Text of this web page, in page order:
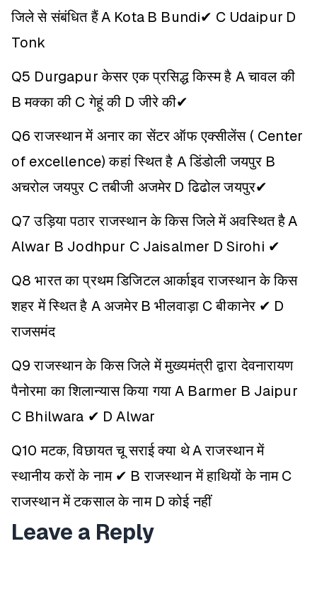
जिले से संबंधित हैं A Kota B Bundi✔ C Udaipur D
Tonk
Q5 Durgapur केसर एक प्रसिद्ध किस्म है A चावल की
B मक्का की C गेहूं की D जीरे की✔
Q6 राजस्थान में अनार का सेंटर ऑफ एक्सीलेंस ( Center
of excellence) कहां स्थित है A डिंडोली जयपुर B
अचरोल जयपुर C तबीजी अजमेर D ढिढोल जयपुर✔
Q7 उड़िया पठार राजस्थान के किस जिले में अवस्थित है A
Alwar B Jodhpur C Jaisalmer D Sirohi ✔
Q8 भारत का प्रथम डिजिटल आर्काइव राजस्थान के किस
शहर में स्थित है A अजमेर B भीलवाड़ा C बीकानेर ✔ D
राजसमंद
Q9 राजस्थान के किस जिले में मुख्यमंत्री द्वारा देवनारायण
पैनोरमा का शिलान्यास किया गया A Barmer B Jaipur
C Bhilwara ✔ D Alwar
Q10 मटक, विछायत चू सराई क्या थे A राजस्थान में
स्थानीय करों के नाम ✔ B राजस्थान में हाथियों के नाम C
राजस्थान में टकसाल के नाम D कोई नहीं
Leave a Reply